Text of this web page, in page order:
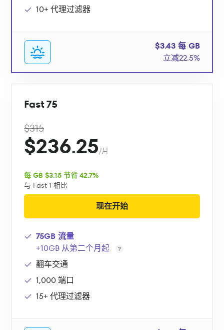
10+ 代理过滤器
$3.43 每 GB
立减22.5%
Fast 75
$315
$236.25/月
每 GB $3.15 节省 42.7%
与 Fast 1 相比
现在开始
75GB 流量
+10GB 从第二个月起
翻车交通
1,000 端口
15+ 代理过滤器